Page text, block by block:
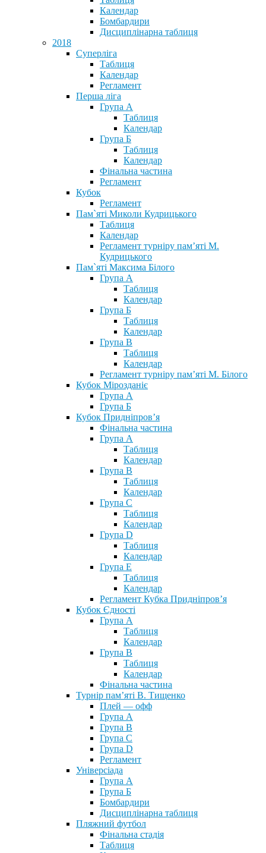
Календар
Бомбардири
Дисциплінарна таблиця
2018
Суперліга
Таблиця
Календар
Регламент
Перша ліга
Група А
Таблиця
Календар
Група Б
Таблиця
Календар
Фінальна частина
Регламент
Кубок
Регламент
Пам`яті Миколи Кудрицького
Таблиця
Календар
Регламент турніру пам’яті М.
Кудрицького
Пам`яті Максима Білого
Група А
Таблиця
Календар
Група Б
Таблиця
Календар
Група В
Таблиця
Календар
Регламент турніру пам’яті М. Білого
Кубок Мірозданіє
Група А
Група Б
Кубок Придніпров’я
Фінальна частина
Група А
Таблиця
Календар
Група В
Таблиця
Календар
Група С
Таблиця
Календар
Група D
Таблиця
Календар
Група Е
Таблиця
Календар
Регламент Кубка Придніпров’я
Кубок Єдності
Група А
Таблиця
Календар
Група В
Таблиця
Календар
Фінальна частина
Турнір пам’яті В. Тищенко
Плей — офф
Група А
Група B
Група С
Група D
Регламент
Універсіада
Група А
Група Б
Бомбардири
Дисциплінарна таблиця
Пляжний футбол
Фінальна стадія
Таблиця